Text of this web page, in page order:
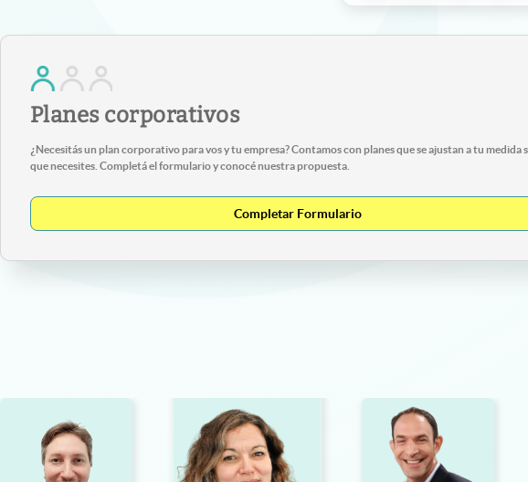
Planes corporativos
¿Necesitás un plan corporativo para vos y tu empresa? Contamos con planes que se ajustan a tu medida
que necesites. Completá el formulario y conocé nuestra propuesta.
Completar Formulario